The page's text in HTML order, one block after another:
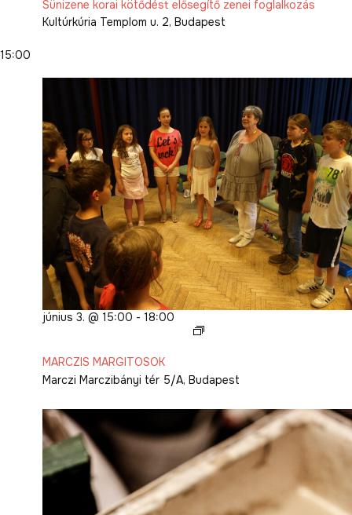
Sünizene korai kötődést elősegítő zenei foglalkozás
Kultúrkúria Templom u. 2, Budapest
15:00
június 3. @ 15:00 - 18:00
tanfolyam
MARCZIS MARGITOSOK
Marczi Marczibányi tér 5/A, Budapest